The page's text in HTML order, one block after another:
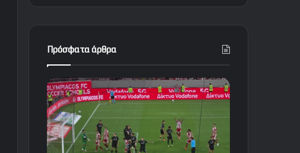
Πρόσφατα άρθρα